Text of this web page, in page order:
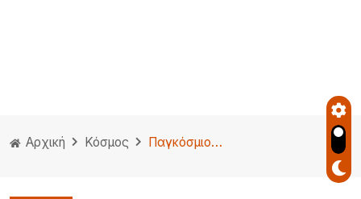
Αρχική Κόσμος Παγκόσμιος συναγερμός: Η Ευρώπη εξετάζει αποστολή στρατού στην Ουκρανία – Η απάντηση του Κρεμλίνου